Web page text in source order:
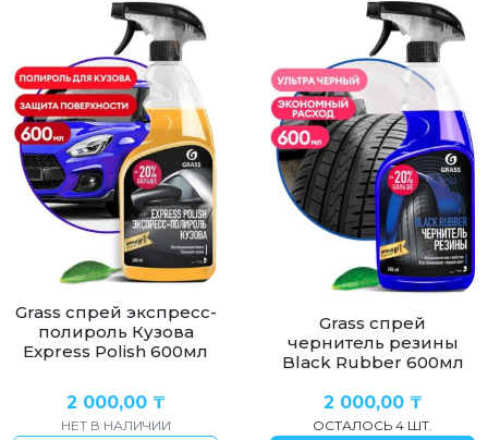
5л
Grass спрей экспресс-
полироль Кузова
Express Polish 600мл
2 000,00 ₸
НЕТ В НАЛИЧИИ
Grass спрей
чернитель резины
Black Rubber 600мл
2 000,00 ₸
ОСТАЛОСЬ 4 ШТ.